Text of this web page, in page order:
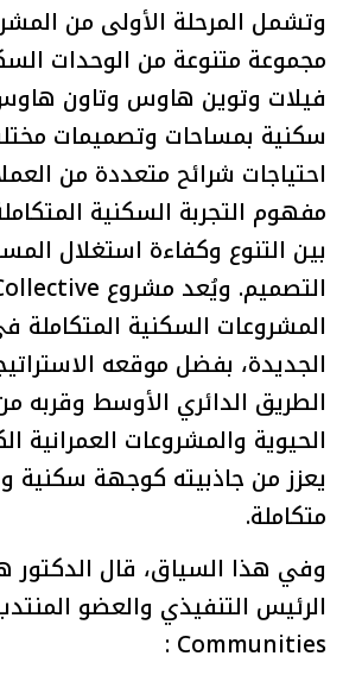
وتشمل المرحلة الأولى من
مجموعة متنوعة من الوحدات
فيلات وتوين هاوس وتاون
سكنية بمساحات وتصميمات
احتياجات شرائح متعددة من
مفهوم التجربة السكنية
بين التنوع وكفاءة استغلال
المشروعات السكنية المتكاملة
الجديدة، بفضل موقعه
الطريق الدائري الأوسط وقربه
الحيوية والمشروعات العمرانية
يعزز من جاذبيته كوجهة سكنية
متكاملة.
وفي هذا السياق، قال الدكتور
Communities :